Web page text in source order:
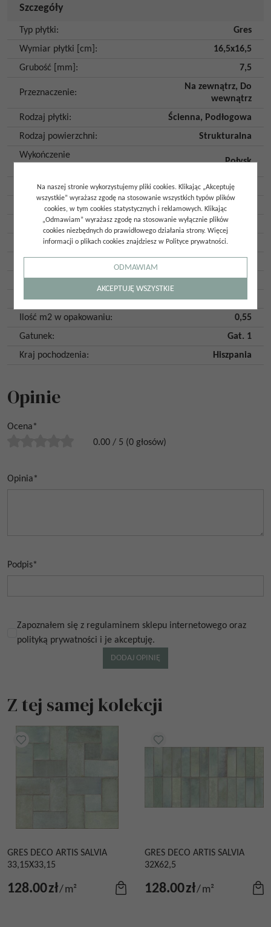
Szczegóły
Typ płytki:
Gres
Wymiar płytki [cm] :
16,5x16,5
Grubość [mm] : 7,5
Przeznaczenie:
Na zewnątrz, Do
wewnątrz
Rodzaj płytki: Ścienna, Podłogowa
Rodzaj powierzchni:
Strukturalna
Wykończenie
Połysk
Imitacja:
Kamień
Zielony ,Szałwiowy
Kształt:
Kwadrat
Klasa ścieralności:
Ilość twarzy:
32
Ilość szt. w opakowaniu:
20
Ilość m2 w opakowaniu:
0,55
Gatunek:
Gat. 1
Kraj pochodzenia: Hiszpania
Opinie
Ocena*
0.00 / 5 (0 głosów)
Opinia*
Podpis*
Zapoznałem się z regulaminem sklepu internetowego oraz
polityką prywatności i je akceptuję.
Z tej samej kolekcji
GRES DECO ARTIS SALVIA
33,15X33,15
128.00zł/m²
GRES DECO ARTIS SALVIA
32X62,5
128.00zł/m²
Na naszej stronie wykorzystujemy pliki cookies. Klikając „Akceptuję
wszystkie” wyrażasz zgodę na stosowanie wszystkich typów plików
cookies, w tym cookies statystycznych i reklamowych. Klikając
„Odmawiam” wyrażasz zgodę na stosowanie wyłącznie plików
cookies niezbędnych do prawidłowego działania strony. Więcej
informacji o plikach cookies znajdziesz w Polityce prywatności.
ODMAWIAM
AKCEPTUJĘ WSZYSTKIE